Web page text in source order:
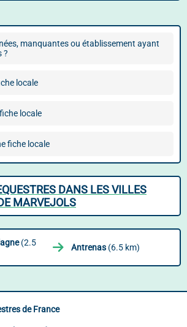
manquantes ou établissement ayant
?
locale
locale
fiche locale
DANS LES VILLES
MARVEJOLS
(2.5
Antrenas (6.5 km)
de France